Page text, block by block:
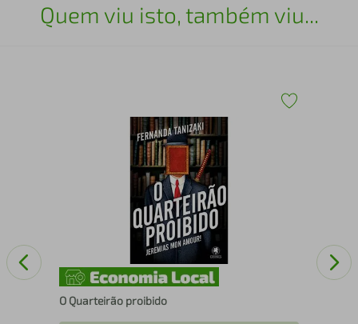
Quem viu isto, também viu...
O Quarteirão proibido